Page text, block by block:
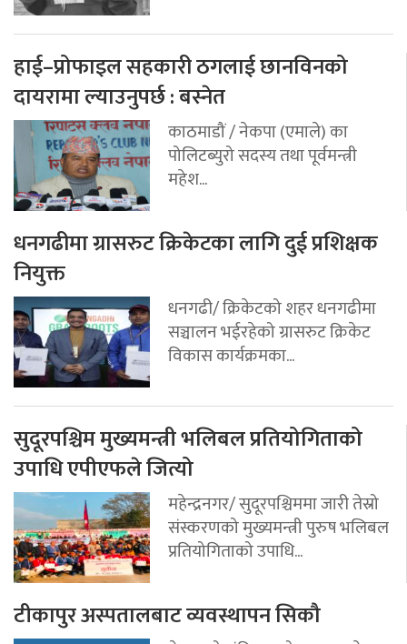
हाई–प्रोफाइल सहकारी ठगलाई छानविनको
दायरामा ल्याउनुपर्छ : बस्नेत
काठमाडौं / नेकपा (एमाले) का
पोलिटब्युरो सदस्य तथा पूर्वमन्त्री
महेश...
धनगढीमा ग्रासरुट क्रिकेटका लागि दुई प्रशिक्षक
नियुक्त
धनगढी/ क्रिकेटको शहर धनगढीमा
सञ्चालन भईरहेको ग्रासरुट क्रिकेट
विकास कार्यक्रमका...
सुदूरपश्चिम मुख्यमन्त्री भलिबल प्रतियोगिताको
उपाधि एपीएफले जित्यो
महेन्द्रनगर/ सुदूरपश्चिममा जारी तेस्रो
संस्करणको मुख्यमन्त्री पुरुष भलिबल
प्रतियोगिताको उपाधि...
टीकापुर अस्पतालबाट व्यवस्थापन सिकौ